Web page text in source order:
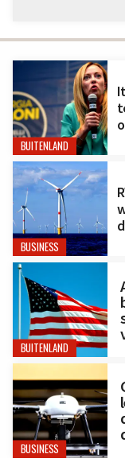
BUITENLAND
BUSINESS
BUITENLAND
BUSINESS